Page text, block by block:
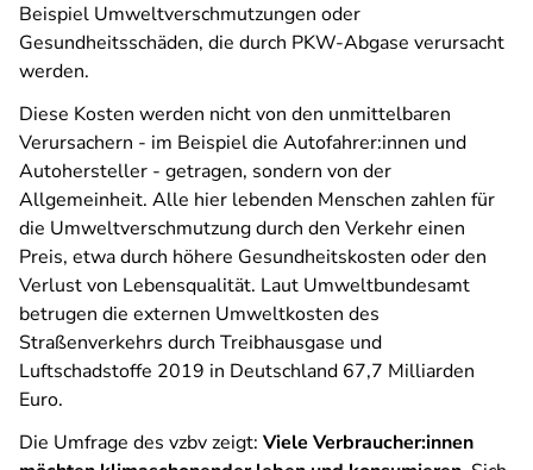
Beispiel Umweltverschmutzungen oder
Gesundheitsschäden, die durch PKW-Abgase verursacht
werden.
Diese Kosten werden nicht von den unmittelbaren
Verursachern - im Beispiel die Autofahrer:innen und
Autohersteller - getragen, sondern von der
Allgemeinheit. Alle hier lebenden Menschen zahlen für
die Umweltverschmutzung durch den Verkehr einen
Preis, etwa durch höhere Gesundheitskosten oder den
Verlust von Lebensqualität. Laut Umweltbundesamt
betrugen die externen Umweltkosten des
Straßenverkehrs durch Treibhausgase und
Luftschadstoffe 2019 in Deutschland 67,7 Milliarden
Euro.
Die Umfrage des vzbv zeigt: Viele Verbraucher:innen